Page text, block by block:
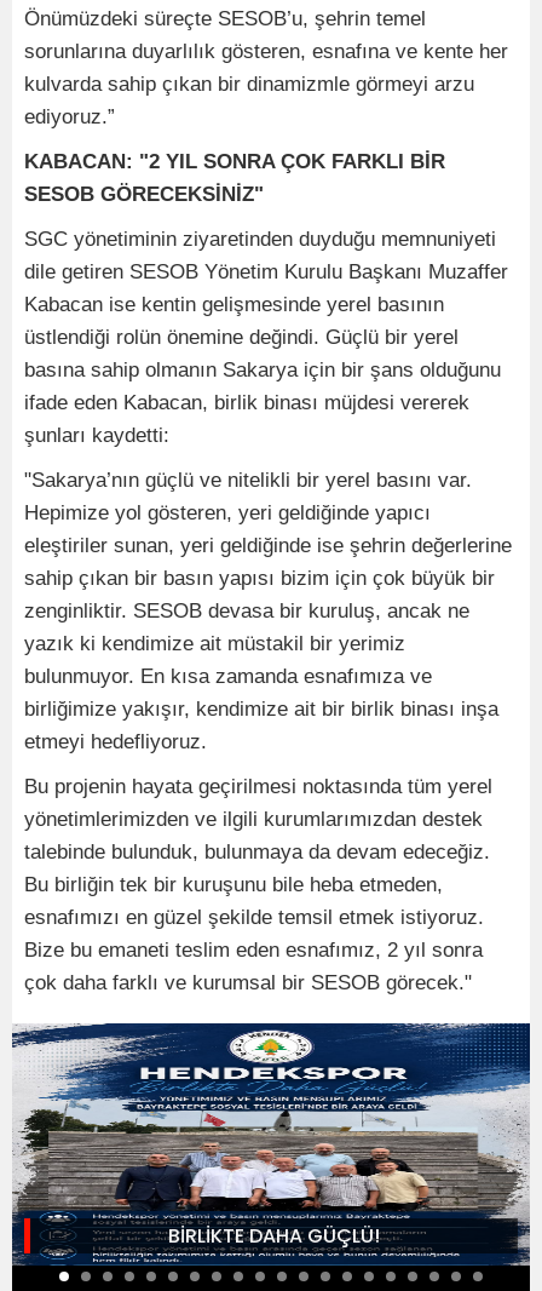
Önümüzdeki süreçte SESOB’u, şehrin temel
sorunlarına duyarlılık gösteren, esnafına ve kente her
kulvarda sahip çıkan bir dinamizmle görmeyi arzu
ediyoruz.”
KABACAN: "2 YIL SONRA ÇOK FARKLI BİR
SESOB GÖRECEKSİNİZ"
SGC yönetiminin ziyaretinden duyduğu memnuniyeti
dile getiren SESOB Yönetim Kurulu Başkanı Muzaffer
Kabacan ise kentin gelişmesinde yerel basının
üstlendiği rolün önemine değindi. Güçlü bir yerel
basına sahip olmanın Sakarya için bir şans olduğunu
ifade eden Kabacan, birlik binası müjdesi vererek
şunları kaydetti:
"Sakarya’nın güçlü ve nitelikli bir yerel basını var.
Hepimize yol gösteren, yeri geldiğinde yapıcı
eleştiriler sunan, yeri geldiğinde ise şehrin değerlerine
sahip çıkan bir basın yapısı bizim için çok büyük bir
zenginliktir. SESOB devasa bir kuruluş, ancak ne
yazık ki kendimize ait müstakil bir yerimiz
bulunmuyor. En kısa zamanda esnafımıza ve
birliğimize yakışır, kendimize ait bir birlik binası inşa
etmeyi hedefliyoruz.
Bu projenin hayata geçirilmesi noktasında tüm yerel
yönetimlerimizden ve ilgili kurumlarımızdan destek
talebinde bulunduk, bulunmaya da devam edeceğiz.
Bu birliğin tek bir kuruşunu bile heba etmeden,
esnafımızı en güzel şekilde temsil etmek istiyoruz.
Bize bu emaneti teslim eden esnafımız, 2 yıl sonra
çok daha farklı ve kurumsal bir SESOB görecek."
BİRLİKTE DAHA GÜÇLÜ!